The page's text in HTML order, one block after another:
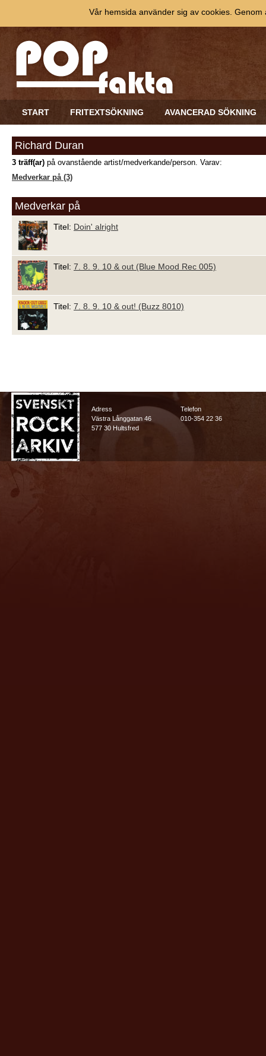
START FRITEXTSÖKNING AVANCERAD SÖKNING
Richard Duran
3 träff(ar) på ovanstående artist/medverkande/person. Varav:
Medverkar på (3)
Medverkar på
Titel: Doin' alright
Titel: 7. 8. 9. 10 & out (Blue Mood Rec 005)
Titel: 7. 8. 9. 10 & out! (Buzz 8010)
Adress
Västra Långgatan 46
577 30 Hultsfred
Telefon
010-354 22 36
Vår hemsida använder sig av cookies.